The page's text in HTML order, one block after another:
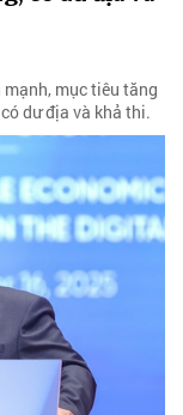
mục tiêu tăng
dư địa và khả thi.